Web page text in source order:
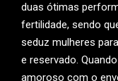
duas ótimas
fertilidade, sendo
seduz mulheres
e reservado.
amoroso com o